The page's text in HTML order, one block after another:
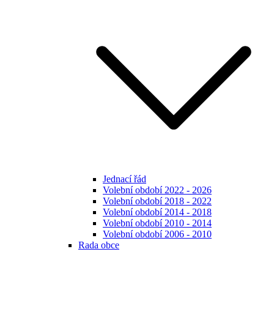
Jednací řád
Volební období 2022 - 2026
Volební období 2018 - 2022
Volební období 2014 - 2018
Volební období 2010 - 2014
Volební období 2006 - 2010
Rada obce